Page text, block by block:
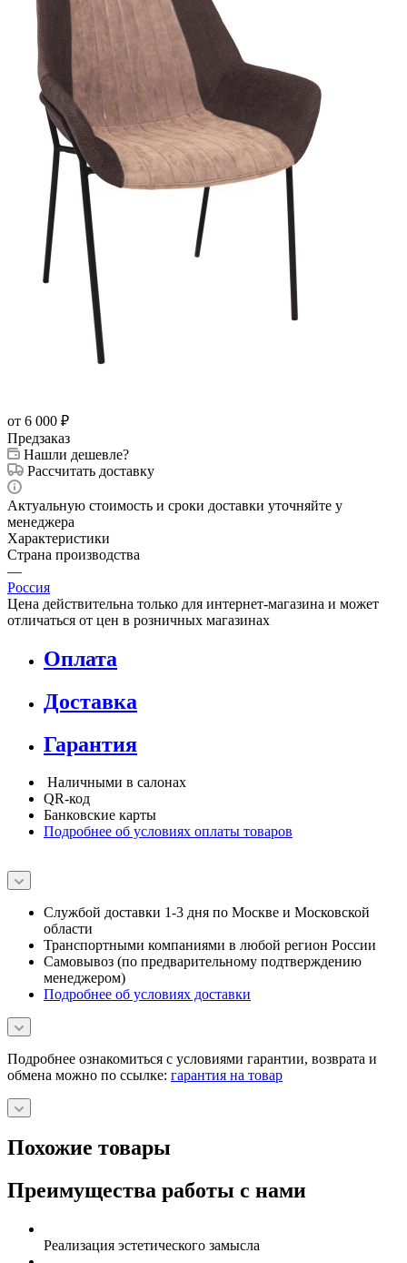
от 6 000 ₽
Предзаказ
Нашли дешевле?
Рассчитать доставку
Актуальную стоимость и сроки доставки уточняйте у
менеджера
Характеристики
Страна производства
—
Россия
Цена действительна только для интернет-магазина и может
отличаться от цен в розничных магазинах
Оплата
Доставка
Гарантия
Наличными в салонах
QR-код
Банковские карты
Подробнее об условиях оплаты товаров
Службой доставки 1-3 дня по Москве и Московской
области
Транспортными компаниями в любой регион России
Самовывоз (по предварительному подтверждению
менеджером)
Подробнее об условиях доставки
Подробнее ознакомиться с условиями гарантии, возврата и
обмена можно по ссылке: гарантия на товар
Похожие товары
Преимущества работы с нами
Реализация эстетического замысла